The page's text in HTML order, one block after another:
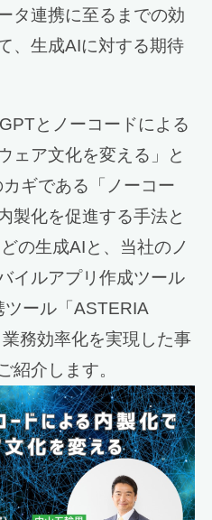
タ連携に至るまでの効
、生成AIに対する期待
とノーコードによる
ェア文化を変える」と
ギである「ノーコー
製化を促進する手法と
の生成AIと、当社のノ
イルアプリ作成ツール
ツール「ASTERIA
務効率化を実現した事
紹介します。